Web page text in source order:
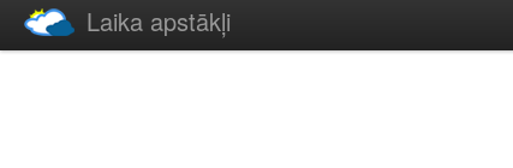
Laika apstākļi